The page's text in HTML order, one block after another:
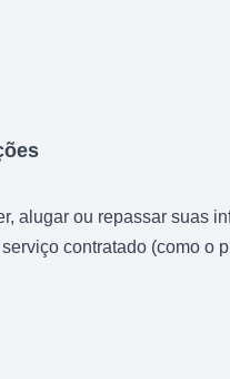
alugar ou repassar suas
contratado (como o